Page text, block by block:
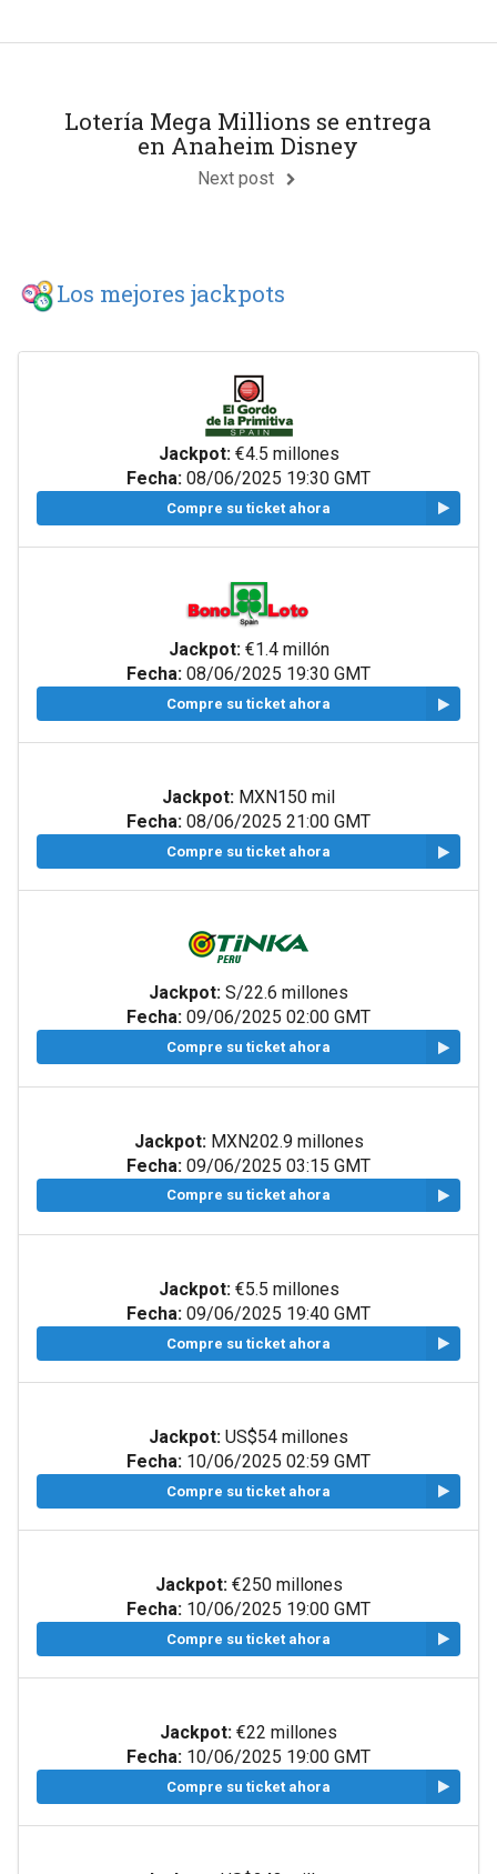
Lotería Mega Millions se entrega
en Anaheim Disney
Next post
Los mejores jackpots
Jackpot:€4.5 millones
Fecha: 08/06/2025 19:30 GMT
Compre su ticket ahora
Jackpot:€1.4 millón
Fecha: 08/06/2025 19:30 GMT
Compre su ticket ahora
Jackpot: MXN150 mil
Fecha: 08/06/2025 21:00 GMT
Compre su ticket ahora
Jackpot: S/22.6 millones
Fecha: 09/06/2025 02:00 GMT
Compre su ticket ahora
Jackpot:MXN202.9 millones
Fecha: 09/06/2025 03:15 GMT
Compre su ticket ahora
Jackpot:€5.5 millones
Fecha: 09/06/2025 19:40 GMT
Compre su ticket ahora
Jackpot: US$54 millones
Fecha: 10/06/2025 02:59 GMT
Compre su ticket ahora
Jackpot:€250 millones
Fecha: 10/06/2025 19:00 GMT
Compre su ticket ahora
Jackpot: €22 millones
Fecha: 10/06/2025 19:00 GMT
Compre su ticket ahora